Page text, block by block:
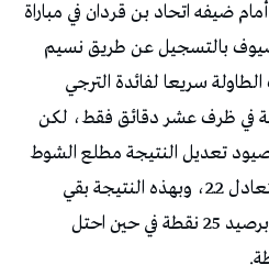
ضيفه اتحاد بن قردان في مباراة
بالتسجيل عن طريق نسيم
سريعا لفائدة الترجي
في ظرف عشر دقائق فقط، لكن
تعديل النتيجة مطلع الشوط
الثاني قبل أن ينتهي اللقاء بالتعادل 2ـ2، وبهذه النتيجة بقي
ترجي جرجيس في المركز الرابع برصيد 25 نقطة في حين احتل